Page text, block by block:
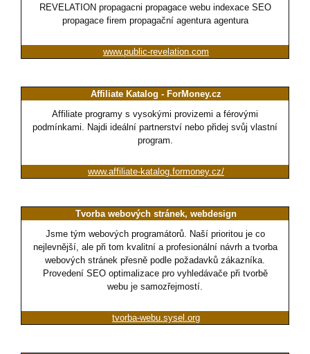
REVELATION propagacni propagace webu indexace SEO
propagace firem propagační agentura agentura
www.public-revelation.com
Affiliate Katalog - ForMoney.cz
Affiliate programy s vysokými provizemi a férovými
podmínkami. Najdi ideální partnerství nebo přidej svůj vlastní
program.
www.affiliate-katalog.formoney.cz/
Tvorba webových stránek, webdesign
Jsme tým webových programátorů. Naší prioritou je co
nejlevnější, ale při tom kvalitní a profesionální návrh a tvorba
webových stránek přesně podle požadavků zákazníka.
Provedení SEO optimalizace pro vyhledávače při tvorbě
webu je samozřejmostí.
tvorba-webu.sysel.org